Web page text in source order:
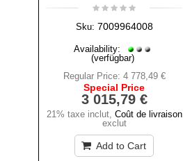
Sku: 7009964008
Availability:
(verfügbar)
Regular Price: 4 778,49 €
Special Price
3 015,79 €
21% taxe inclut, Coût de livraison
exclut
Add to Cart